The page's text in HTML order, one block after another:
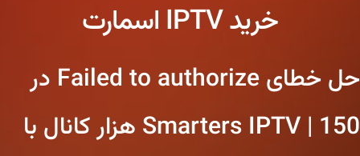
خرید IPTV اسمارت
حل خطای Failed to authorize در
Smarters IPTV | 150 هزار کانال با